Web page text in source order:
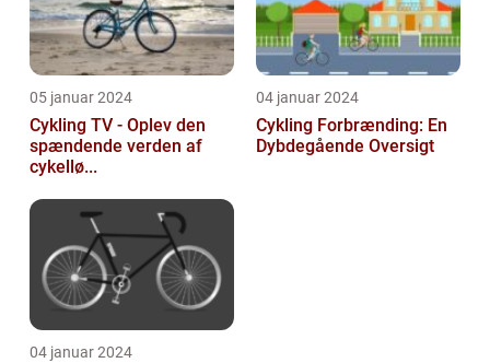
05 januar 2024
Cykling TV - Oplev den
spændende verden af
cykellø...
04 januar 2024
Cykling Forbrænding: En
Dybdegående Oversigt
04 januar 2024